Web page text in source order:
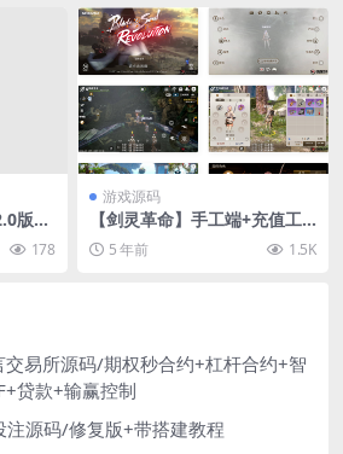
版本
视频
178
游戏源码
【剑灵革命】手工端+充值工
具（体验端）
5 年前 1.5K
易所源码/期权秒合约+杠杆合约+智
贷款+输赢控制
源码/修复版+带搭建教程